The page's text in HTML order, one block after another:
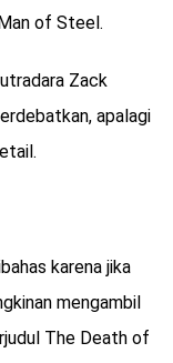
of Steel.
Zack
apalagi
karena jika
mengambil
The Death of